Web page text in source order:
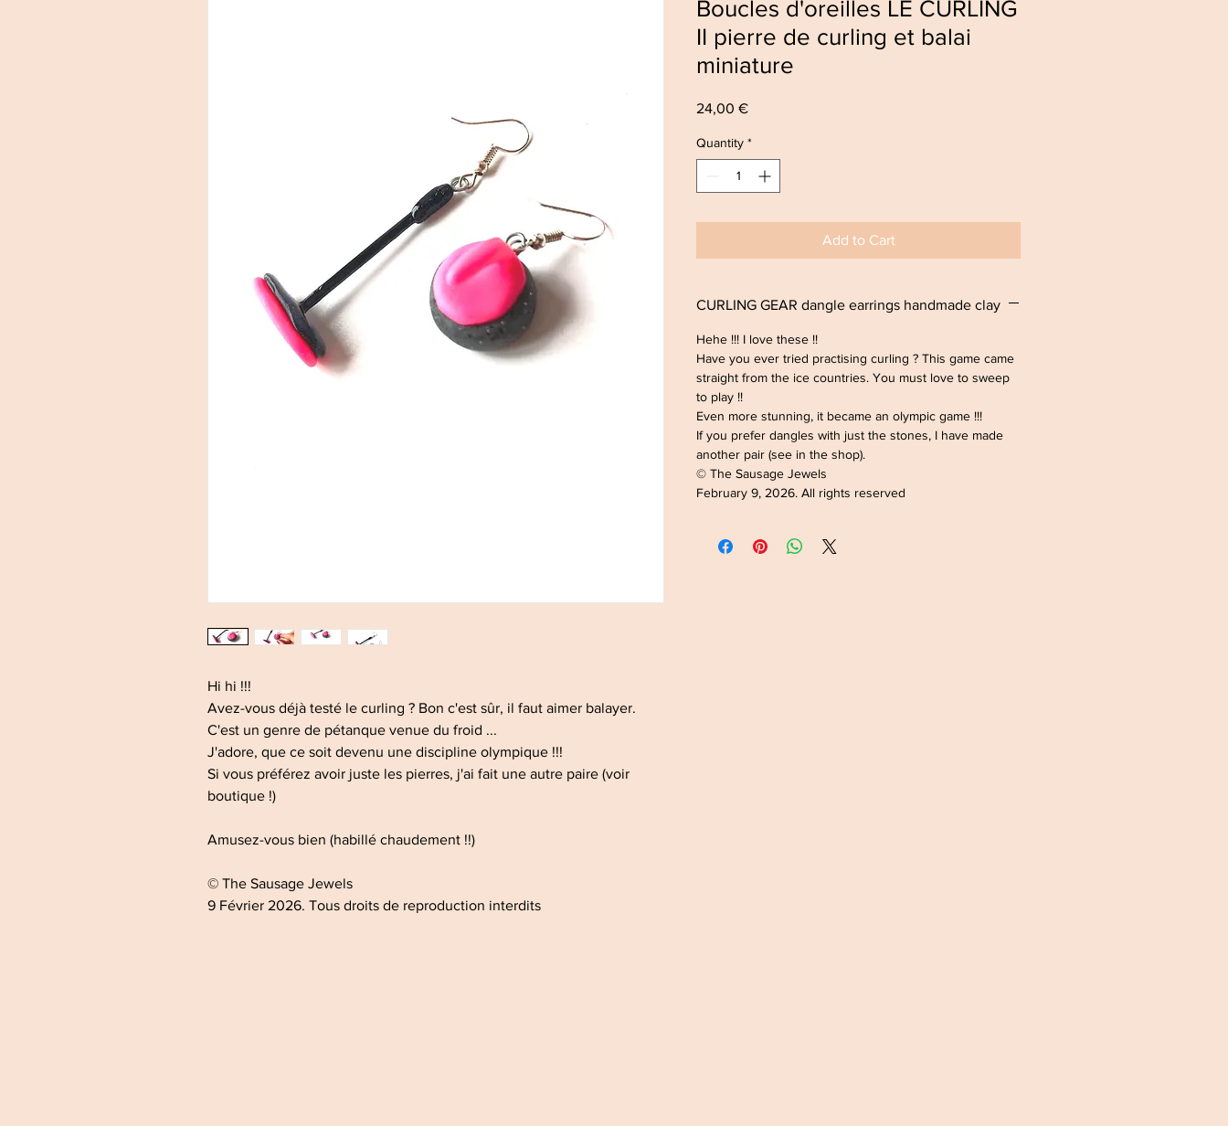
Hi hi !!!
Avez-vous déjà testé le curling ? Bon c'est sûr, il faut aimer balayer.
C'est un genre de pétanque venue du froid ...
J'adore, que ce soit devenu une discipline olympique !!!
Si vous préférez avoir juste les pierres, j'ai fait une autre paire (voir
boutique !)
Amusez-vous bien (habillé chaudement !!)
© The Sausage Jewels
9 Février 2026. Tous droits de reproduction interdits
Boucles d'oreilles LE CURLING
II pierre de curling et balai
miniature
24,00 €Price
Quantity *
Add to Cart
CURLING GEAR dangle earrings handmade clay
Hehe !!! I love these !!
Have you ever tried practising curling ? This game came
straight from the ice countries. You must love to sweep
to play !!
Even more stunning, it became an olympic game !!!
If you prefer dangles with just the stones, I have made
another pair (see in the shop).
© The Sausage Jewels
February 9, 2026. All rights reserved